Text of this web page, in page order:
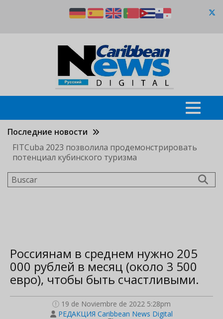
Последние новости
FITCuba 2023 позволила продемонстрировать
потенциал кубинского туризма
Buscar
Россиянам в среднем нужно 205
000 рублей в месяц (около 3 500
евро), чтобы быть счастливыми.
19 de Noviembre de 2022 5:28pm
РЕДАКЦИЯ Caribbean News Digital